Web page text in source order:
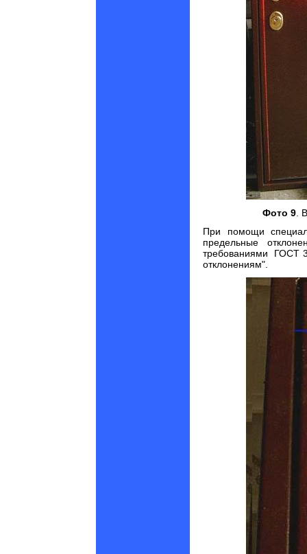
Фото 9 .
При помощи
предельные
требованиями ГОСТ
отклонениям".